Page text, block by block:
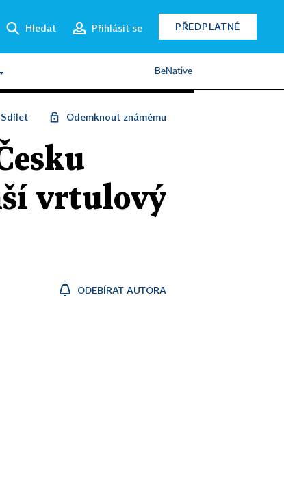
Hledat Přihlásit se PŘEDPLATNÉ
BeNative
Sdílet Odemknout známému
vrtulový
ODEBÍRAT AUTORA